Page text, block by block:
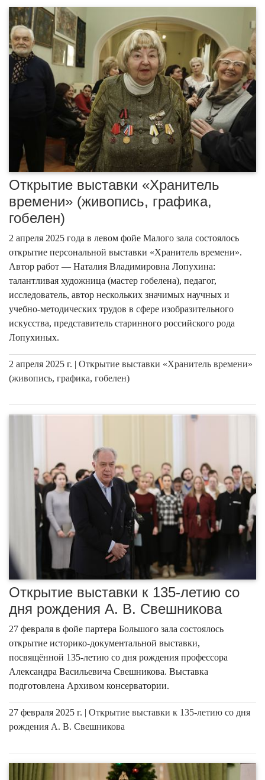
Открытие выставки «Хранитель
времени» (живопись, графика,
гобелен)
2 апреля 2025 года в левом фойе Малого зала состоялось
открытие персональной выставки «Хранитель времени».
Автор работ — Наталия Владимировна Лопухина:
талантливая художница (мастер гобелена), педагог,
исследователь, автор нескольких значимых научных и
учебно-методических трудов в сфере изобразительного
искусства, представитель старинного российского рода
Лопухиных.
2 апреля 2025 г. | Открытие выставки «Хранитель времени»
(живопись, графика, гобелен)
Открытие выставки к 135-летию со
дня рождения А. В. Свешникова
27 февраля в фойе партера Большого зала состоялось
открытие историко-документальной выставки,
посвящённой 135-летию со дня рождения профессора
Александра Васильевича Свешникова. Выставка
подготовлена Архивом консерватории.
27 февраля 2025 г. | Открытие выставки к 135-летию со дня
рождения А. В. Свешникова